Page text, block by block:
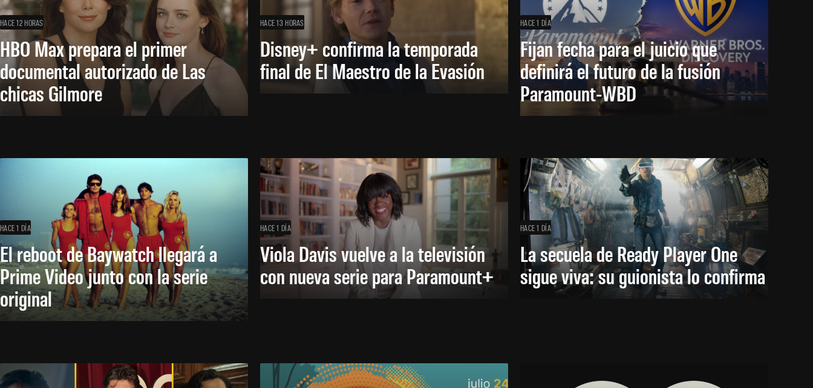
HACE 12 HORAS
HBO Max prepara el primer
documental autorizado de Las
chicas Gilmore
HACE 13 HORAS
Disney+ confirma la temporada
final de El Maestro de la Evasión
HACE 1 DÍA
Fijan fecha para el juicio que
definirá el futuro de la fusión
Paramount-WBD
HACE 1 DÍA
El reboot de Baywatch llegará a
Prime Video junto con la serie
original
HACE 1 DÍA
Viola Davis vuelve a la televisión
con nueva serie para Paramount+
HACE 1 DÍA
La secuela de Ready Player One
sigue viva: su guionista lo confirma